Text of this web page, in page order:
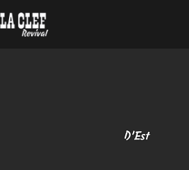
au
contenu
D’Est